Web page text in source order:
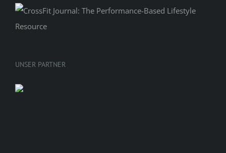
UNSER PARTNER